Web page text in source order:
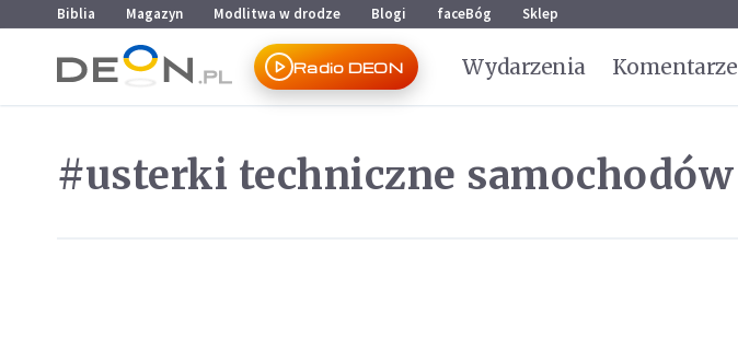
Przejdź do menu głównego
Przejdź do treści
Biblia Magazyn Modlitwa w drodze Blogi faceBóg Sklep
Radio DEON Wydarzenia Komentarze
#usterki techniczne samochodów